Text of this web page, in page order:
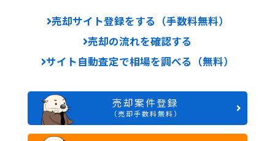
売却サイト登録をする（手数料無料）
売却の流れを確認する
サイト自動査定で相場を調べる（無料）
売却案件登録
（売却手数料無料）